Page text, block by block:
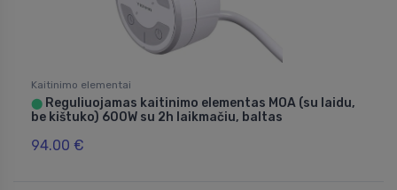
Kaitinimo elementai
⬤ Reguliuojamas kaitinimo elementas MOA (su laidu,
be kištuko) 600W su 2h laikmačiu, baltas
94.00 €